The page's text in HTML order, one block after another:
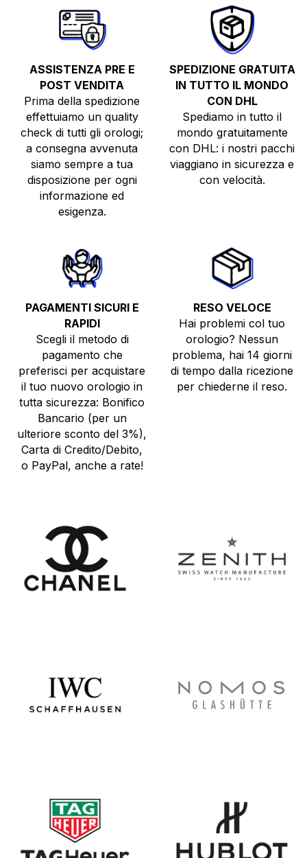
ASSISTENZA PRE E
POST VENDITA
Prima della spedizione
effettuiamo un quality
check di tutti gli orologi;
a consegna avvenuta
siamo sempre a tua
disposizione per ogni
informazione ed
esigenza.
SPEDIZIONE GRATUITA
IN TUTTO IL MONDO
CON DHL
Spediamo in tutto il
mondo gratuitamente
con DHL: i nostri pacchi
viaggiano in sicurezza e
con velocità.
PAGAMENTI SICURI E
RAPIDI
Scegli il metodo di
pagamento che
preferisci per acquistare
il tuo nuovo orologio in
tutta sicurezza: Bonifico
Bancario (per un
ulteriore sconto del 3%),
Carta di Credito/Debito,
o PayPal, anche a rate!
RESO VELOCE
Hai problemi col tuo
orologio? Nessun
problema, hai 14 giorni
di tempo dalla ricezione
per chiederne il reso.